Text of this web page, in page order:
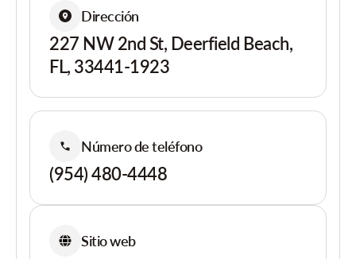
Dirección
227 NW 2nd St, Deerfield Beach,
FL, 33441-1923
Número de teléfono
(954) 480-4448
Sitio web